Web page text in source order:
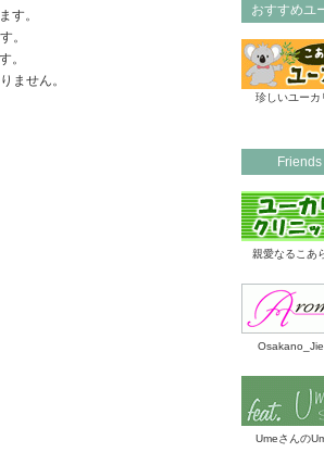
す。
。
。
ません。
おすすめユ
珍しいユーカ
親愛なるこあ
Umeさんの